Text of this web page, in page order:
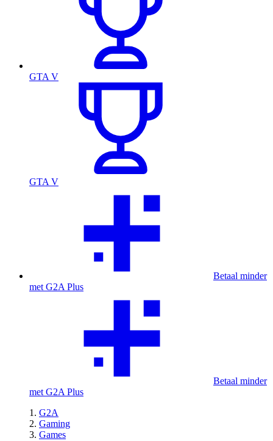
GTA V
GTA V
Betaal minder
met G2A Plus
Betaal minder
met G2A Plus
G2A
Gaming
Games